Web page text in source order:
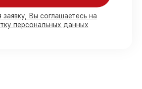
MSI имеются на
остальные поступают
заявку, Вы соглашаетесь на
персональных данных